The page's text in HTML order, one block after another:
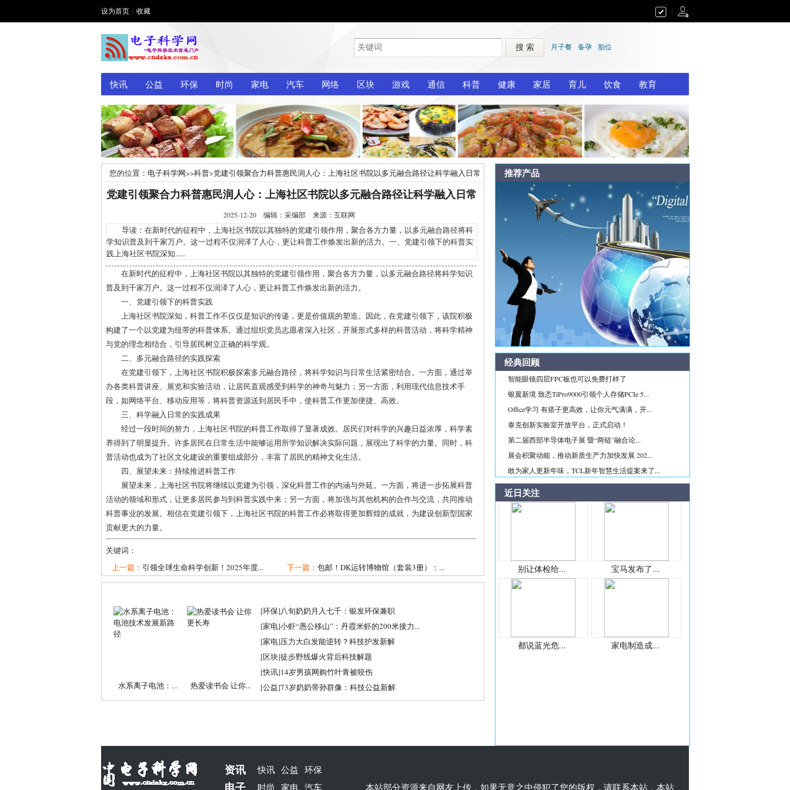
设为首页 收藏
搜 索 月子餐 备孕 胎位
快讯 公益 环保 时尚 家电 汽车 网络 区块 游戏 通信 科普 健康 家居 育儿 饮食 教育
您的位置： 电子科学网>>科普>党建引领聚合力科普惠民润人心：上海社区书院以多元融合路径让科学融入日常
党建引领聚合力科普惠民润人心：上海社区书院以多元融合路径让科学融入日常
2025-12-20 编辑：采编部 来源：互联网
导读：在新时代的征程中，上海社区书院以其独特的党建引领作用，聚合各方力量，以多元融合路径将科
学知识普及到千家万户。这一过程不仅润泽了人心，更让科普工作焕发出新的活力。一、党建引领下的科普实
践上海社区书院深知......
在新时代的征程中，上海社区书院以其独特的党建引领作用，聚合各方力量，以多元融合路径将科学知识
普及到千家万户。这一过程不仅润泽了人心，更让科普工作焕发出新的活力。
一、党建引领下的科普实践
上海社区书院深知，科普工作不仅仅是知识的传递，更是价值观的塑造。因此，在党建引领下，该院积极
构建了一个以党建为纽带的科普体系。通过组织党员志愿者深入社区，开展形式多样的科普活动，将科学精神
与党的理念相结合，引导居民树立正确的科学观。
二、多元融合路径的实践探索
在党建引领下，上海社区书院积极探索多元融合路径，将科学知识与日常生活紧密结合。一方面，通过举
办各类科普讲座、展览和实验活动，让居民直观感受到科学的神奇与魅力；另一方面，利用现代信息技术手
段，如网络平台、移动应用等，将科普资源送到居民手中，使科普工作更加便捷、高效。
三、科学融入日常的实践成果
经过一段时间的努力，上海社区书院的科普工作取得了显著成效。居民们对科学的兴趣日益浓厚，科学素
养得到了明显提升。许多居民在日常生活中能够运用所学知识解决实际问题，展现出了科学的力量。同时，科
普活动也成为了社区文化建设的重要组成部分，丰富了居民的精神文化生活。
四、展望未来：持续推进科普工作
展望未来，上海社区书院将继续以党建为引领，深化科普工作的内涵与外延。一方面，将进一步拓展科普
活动的领域和形式，让更多居民参与到科普实践中来；另一方面，将加强与其他机构的合作与交流，共同推动
科普事业的发展。相信在党建引领下，上海社区书院的科普工作必将取得更加辉煌的成就，为建设创新型国家
贡献更大的力量。
关键词：
上一篇： 引领全球生命科学创新！2025年度... 下一篇： 包邮！DK运转博物馆（套装3册）：...
水系离子电池：... 热爱读书会 让你...
[环保]八旬奶奶月入七千：银发环保兼职
[家电]小虾“愚公移山”：丹霞米虾的200米接力...
[家电]压力大白发能逆转？科技护发新解
[区块]徒步野线爆火背后科技解题
[快讯]14岁男孩网购竹叶青被咬伤
[公益]73岁奶奶带孙群像：科技公益新解
推荐产品
经典回顾
智能眼镜四层FPC板也可以免费打样了
银翼新境 致态TiPro9000引领个人存储PCIe 5...
Office学习 有搭子更高效，让你元气满满，开...
泰克创新实验室开放平台，正式启动！
第二届西部半导体电子展 暨“两链”融合论...
展会积聚动能，推动新质生产力加快发展 202...
敢为家人更新年味，TCL新年智慧生活提案来了...
近日关注
别让体检给... 宝马发布了...
都说蓝光危... 家电制造成...
资讯 快讯 公益 环保
时尚 家电 汽车 本站部分资源来自网友上传，如果无意之中侵犯了您的版权，请联系本站，本站